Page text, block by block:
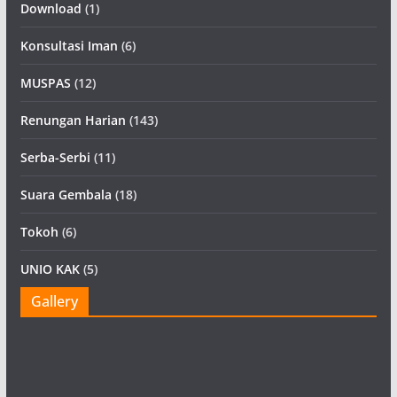
Download (1)
Konsultasi Iman (6)
MUSPAS (12)
Renungan Harian (143)
Serba-Serbi (11)
Suara Gembala (18)
Tokoh (6)
UNIO KAK(5)
Gallery